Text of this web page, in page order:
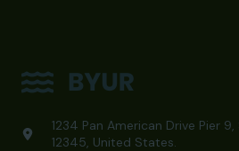
1234 Pan American Drive Pier
12345, United States.